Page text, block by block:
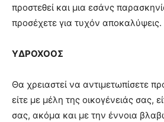
προστεθεί και μια εσάνς
προσέχετε για τυχόν αποκαλύψεις.
ΥΔΡΟΧΟΟΣ
Θα χρειαστεί να αντιμετωπίσετε
είτε με μέλη της οικογένειάς σας,
σας, ακόμα και με την έννοια